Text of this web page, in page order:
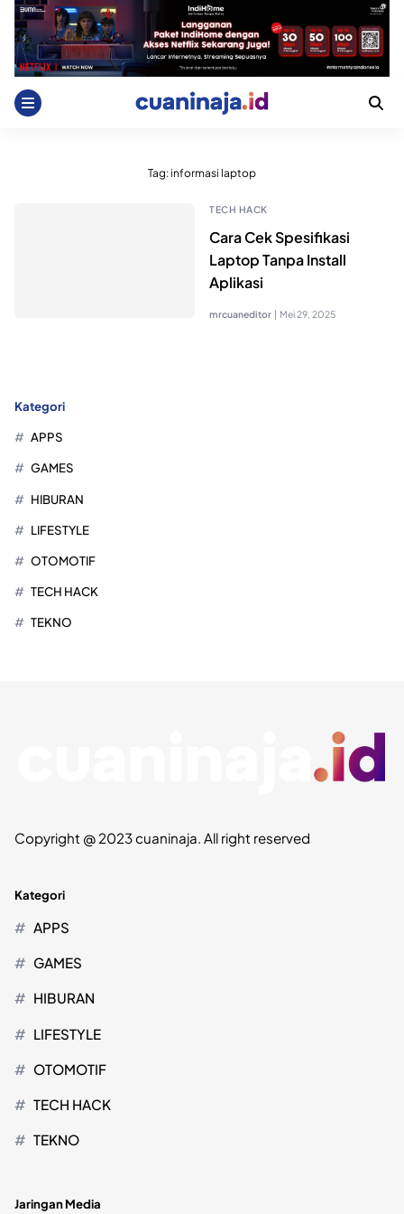
Skip
content
Tag: informasi laptop
TECH HACK
Cara Cek Spesifikasi
Laptop Tanpa Install
Aplikasi
mrcuaneditor | Mei 29, 2025
Kategori
APPS
GAMES
HIBURAN
LIFESTYLE
OTOMOTIF
TECH HACK
TEKNO
Copyright @ 2023 cuaninaja. All right reserved
Kategori
APPS
GAMES
HIBURAN
LIFESTYLE
OTOMOTIF
TECH HACK
TEKNO
Jaringan Media